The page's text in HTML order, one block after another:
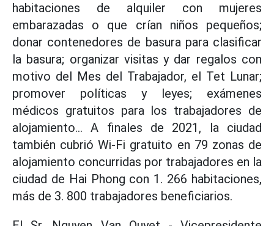
habitaciones de alquiler con mujeres
embarazadas o que crían niños pequeños;
donar contenedores de basura para clasificar
la basura; organizar visitas y dar regalos con
motivo del Mes del Trabajador, el Tet Lunar;
promover políticas y leyes; exámenes
médicos gratuitos para los trabajadores de
alojamiento... A finales de 2021, la ciudad
también cubrió Wi-Fi gratuito en 79 zonas de
alojamiento concurridas por trabajadores en la
ciudad de Hai Phong con 1. 266 habitaciones,
más de 3. 800 trabajadores beneficiarios.